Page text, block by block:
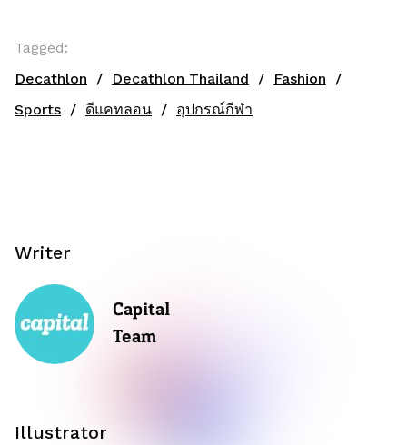
Tagged:
Decathlon
Decathlon Thailand
Fashion
Sports
ดีแคทลอน อุปกรณ์กีฬา
Writer
Capital
Team
Illustrator